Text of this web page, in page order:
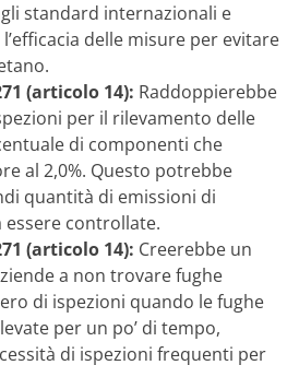
standard internazionali e
delle misure per evitare
(articolo 14): Raddoppierebbe
per il rilevamento delle
di componenti che
al 2,0%. Questo potrebbe
quantità di emissioni di
controllate.
(articolo 14): Creerebbe un
a non trovare fughe
di ispezioni quando le fughe
per un po’ di tempo,
di ispezioni frequenti per